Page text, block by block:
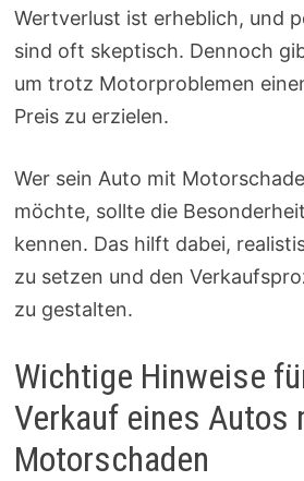
Wertverlust ist erheblich, und
sind oft skeptisch. Dennoch
um trotz Motorproblemen
Preis zu erzielen.
Wer sein Auto mit
möchte, sollte die
kennen. Das hilft dabei,
zu setzen und den
zu gestalten.
Wichtige Hinweise
Verkauf eines Autos
Motorschaden